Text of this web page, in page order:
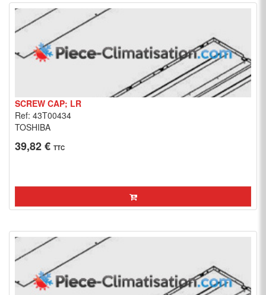
SCREW CAP; LR
Ref: 43T00434
TOSHIBA
39,82 € TTC